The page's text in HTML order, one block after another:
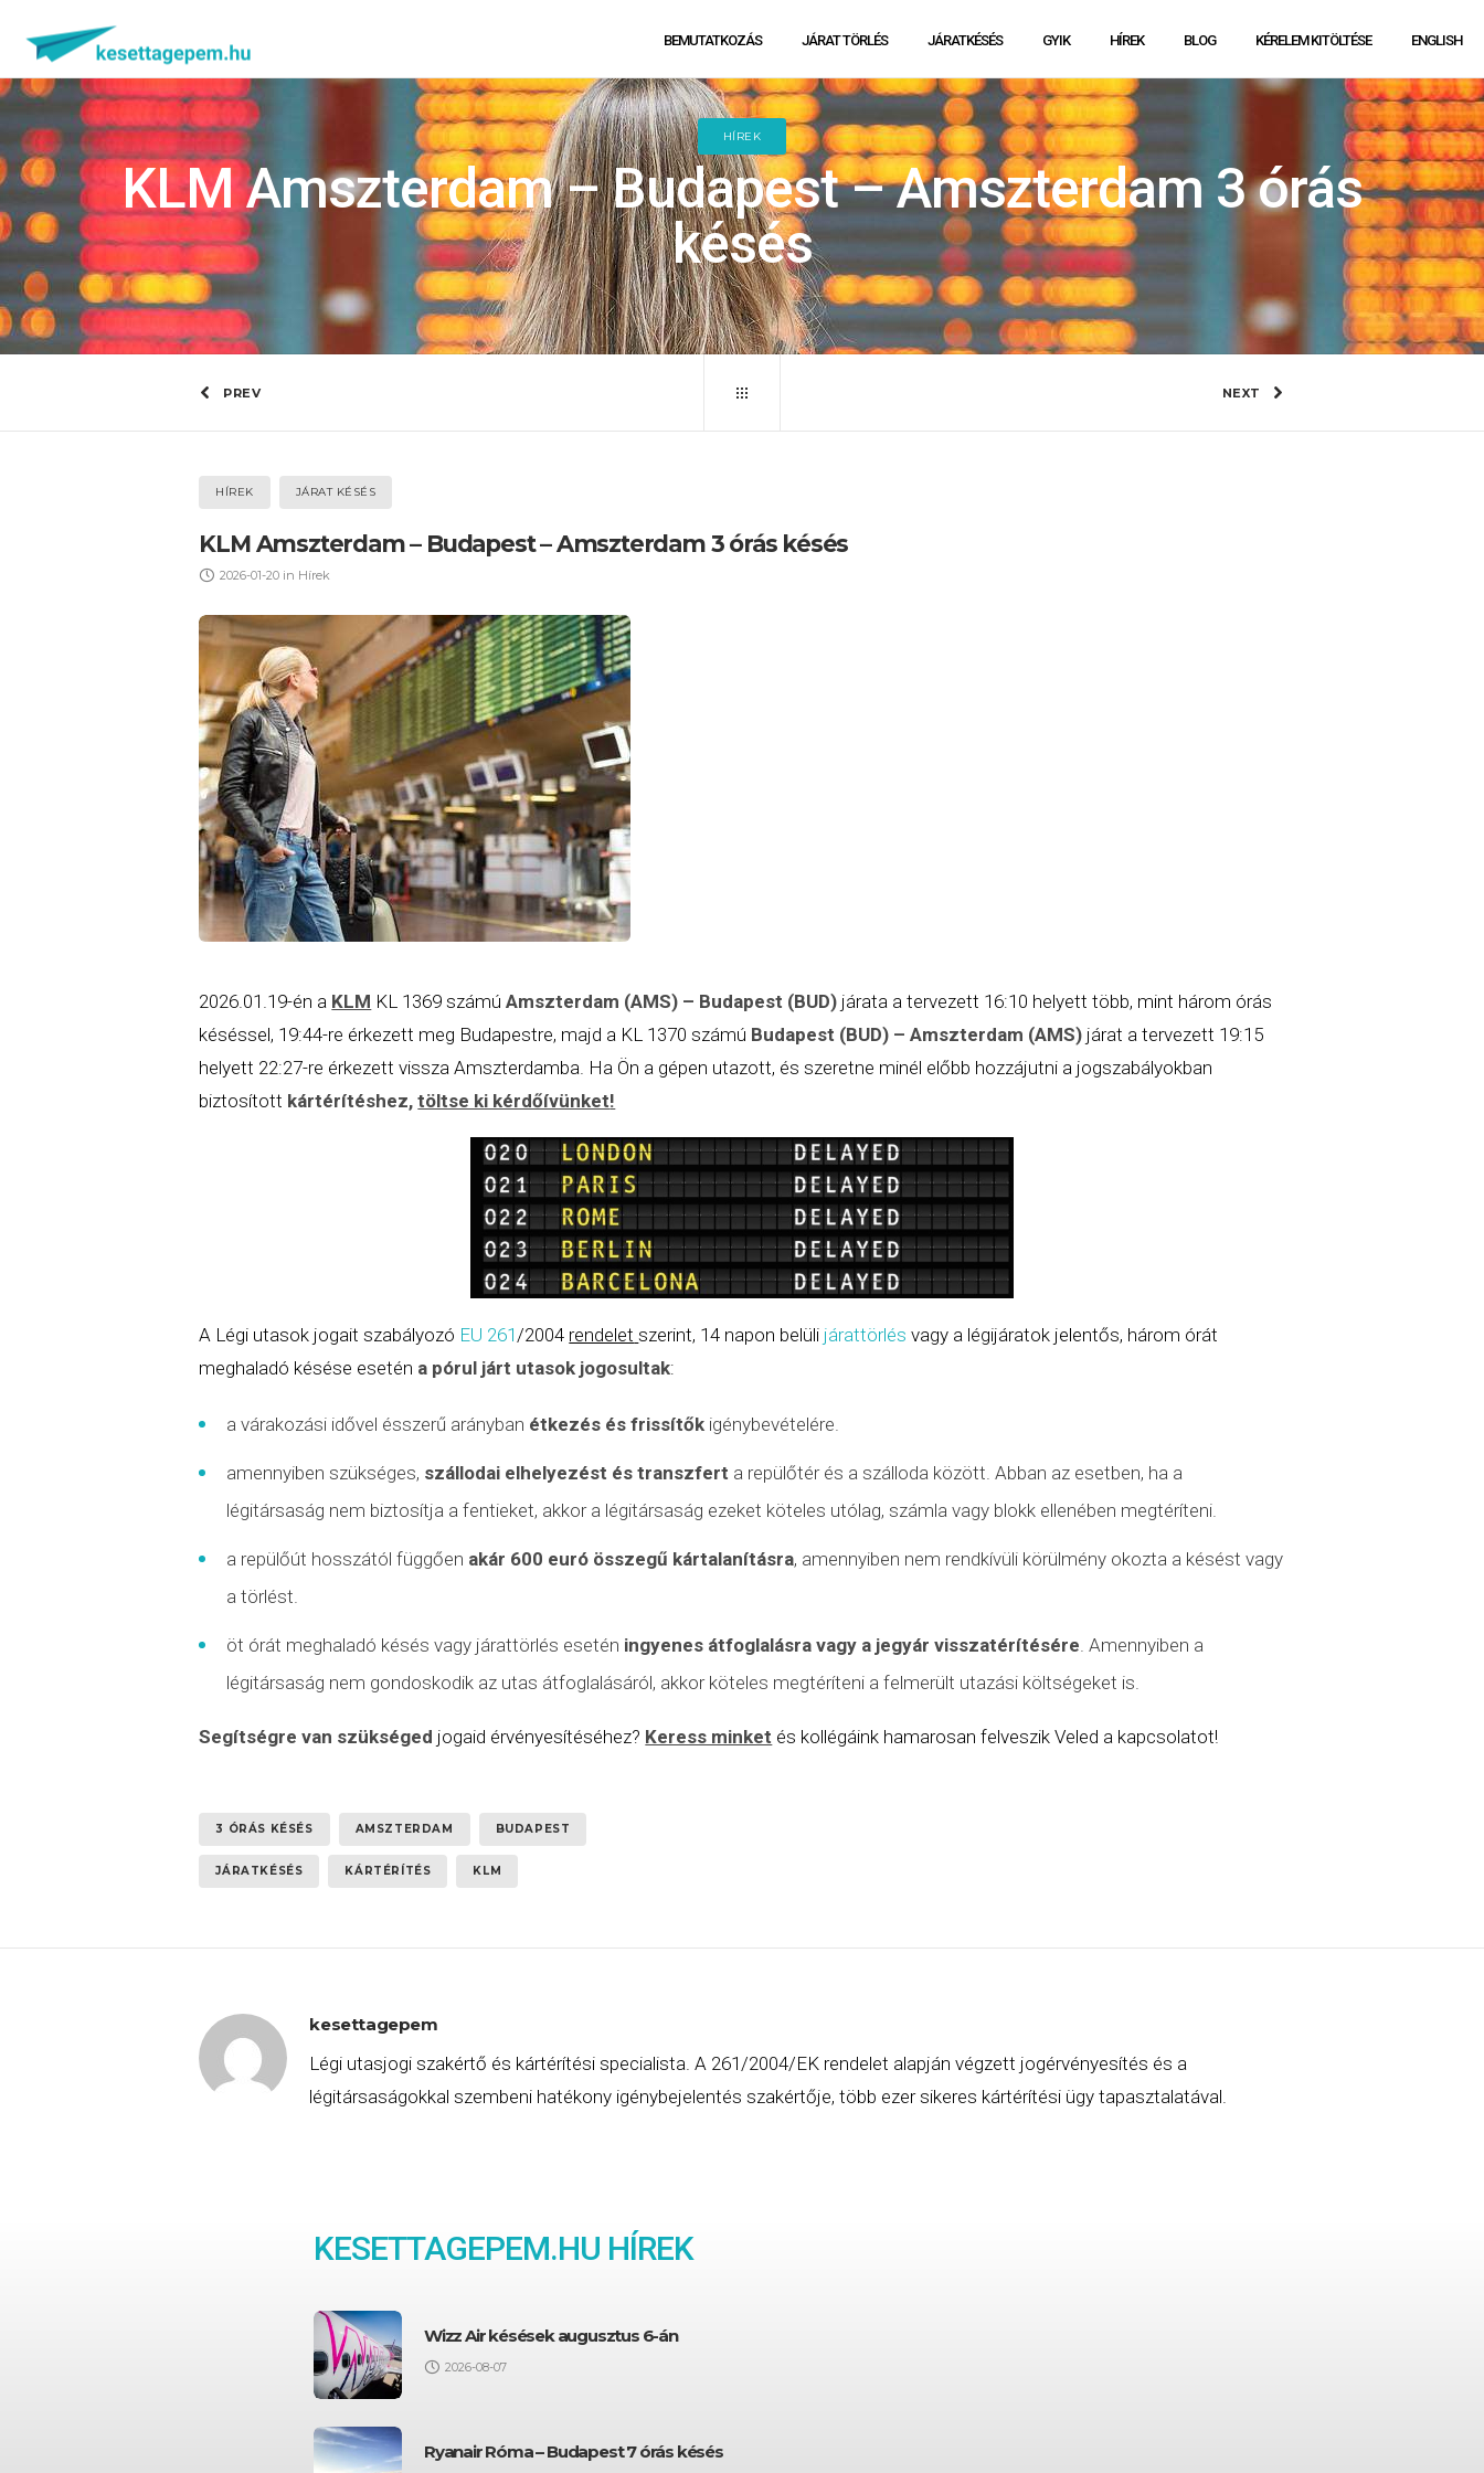
BEMUTATKOZÁS JÁRAT TÖRLÉS JÁRATKÉSÉS GYIK HÍREK BLOG KÉRELEM KITÖLTÉSE ENGLISH
HÍREK
KLM Amszterdam – Budapest – Amszterdam 3 órás
késés
PREV NEXT
HÍREK JÁRAT KÉSÉS
KLM Amszterdam – Budapest – Amszterdam 3 órás késés
2026-01-20 in Hírek
2026.01.19-én a KLM KL 1369 számúAmszterdam (AMS) – Budapest (BUD) járata a tervezett 16:10 helyett több, mint három órás
késéssel, 19:44-re érkezett meg Budapestre, majd a KL 1370 számú Budapest (BUD) – Amszterdam (AMS) járat a tervezett 19:15
helyett 22:27-re érkezett vissza Amszterdamba. Ha Ön a gépen utazott, és szeretne minél előbb hozzájutni a jogszabályokban
biztosított kártérítéshez, töltse ki kérdőívünket!
A Légi utasok jogait szabályozó EU 261/2004 rendelet szerint, 14 napon belüli járattörlés vagy a légijáratok jelentős, három órát
meghaladó késése esetén a pórul járt utasok jogosultak:
a várakozási idővel ésszerű arányban étkezés és frissítők igénybevételére.
amennyiben szükséges, szállodai elhelyezést és transzfert a repülőtér és a szálloda között. Abban az esetben, ha a
légitársaság nem biztosítja a fentieket, akkor a légitársaság ezeket köteles utólag, számla vagy blokk ellenében megtéríteni.
a repülőút hosszától függően akár 600 euró összegű kártalanításra, amennyiben nem rendkívüli körülmény okozta a késést vagy
a törlést.
öt órát meghaladó késés vagy járattörlés esetén ingyenes átfoglalásra vagy a jegyár visszatérítésére . Amennyiben a
légitársaság nem gondoskodik az utas átfoglalásáról, akkor köteles megtéríteni a felmerült utazási költségeket is.
Segítségre van szükséged jogaid érvényesítéséhez? Keress minket és kollégáink hamarosan felveszik Veled a kapcsolatot!
3 ÓRÁS KÉSÉS AMSZTERDAM BUDAPEST
JÁRATKÉSÉS KÁRTÉRÍTÉS KLM
kesettagepem
Légi utasjogi szakértő és kártérítési specialista. A 261/2004/EK rendelet alapján végzett jogérvényesítés és a
légitársaságokkal szembeni hatékony igénybejelentés szakértője, több ezer sikeres kártérítési ügy tapasztalatával.
KESETTAGEPEM.HU HÍREK
Wizz Air késések augusztus 6-án
2026-08-07
Ryanair Róma – Budapest 7 órás késés